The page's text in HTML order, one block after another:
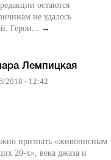
остаются
не удалось
Герои... →
Лемпицкая
2018 - 12:42
признать «живописным
20-х», века джаза и